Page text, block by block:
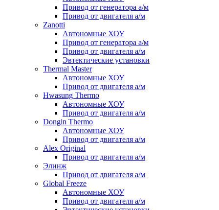
Привод от генератора а/м
Привод от двигателя а/м
Zanotti
Автономные ХОУ
Привод от генератора а/м
Привод от двигателя а/м
Эвтектические установки
Thermal Master
Автономные ХОУ
Привод от двигателя а/м
Hwasung Thermo
Автономные ХОУ
Привод от двигателя а/м
Dongin Thermo
Автономные ХОУ
Привод от двигателя а/м
Alex Original
Привод от двигателя а/м
Элинж
Привод от двигателя а/м
Global Freeze
Автономные ХОУ
Привод от двигателя а/м